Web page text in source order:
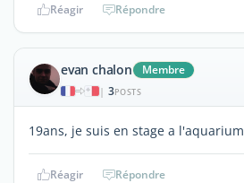
Réagir Répondre
evan chalon Membre
| 3POSTS
19ans, je suis en stage a l'aquarium
Réagir Répondre